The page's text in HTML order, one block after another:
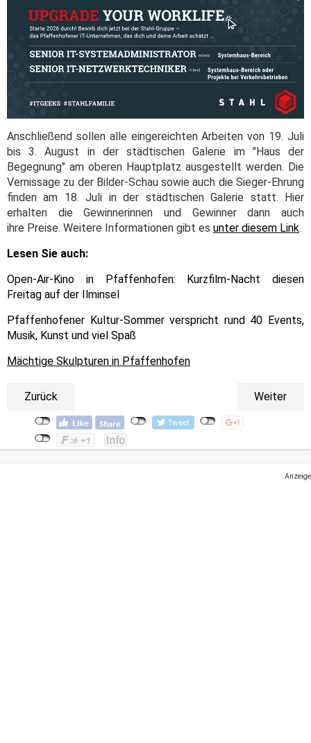
Anschließend sollen alle eingereichten Arbeiten von 19. Juli
bis 3. August in der städtischen Galerie im "Haus der
Begegnung" am oberen Hauptplatz ausgestellt werden. Die
Vernissage zu der Bilder-Schau sowie auch die Sieger-Ehrung
finden am 18. Juli in der städtischen Galerie statt. Hier
erhalten die Gewinnerinnen und Gewinner dann auch
ihre Preise. Weitere Informationen gibt es unter diesem Link.
Lesen Sie auch:
Open-Air-Kino in Pfaffenhofen: Kurzfilm-Nacht diesen
Freitag auf der Ilminsel
Pfaffenhofener Kultur-Sommer verspricht rund 40 Events,
Musik, Kunst und viel Spaß
Mächtige Skulpturen in Pfaffenhofen
Zurück Weiter
Anzeige